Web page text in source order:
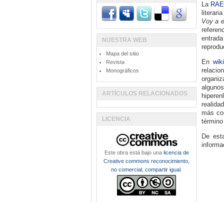
La RAE
Voy a
En
más
De
NUESTRA WEB
Mapa del sitio
Revista
Monográficos
ARTÍCULOS RELACIONADOS
LICENCIA
Este obra está bajo una licencia de
Creative commons reconocimiento,
no comercial, compartir igual